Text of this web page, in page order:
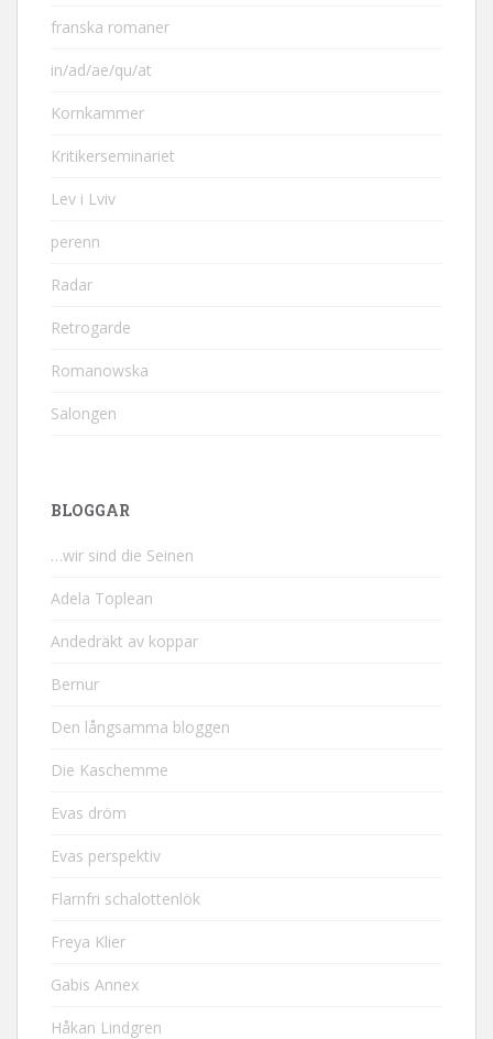
franska romaner
in/ad/ae/qu/at
Kornkammer
Kritikerseminariet
Lev i Lviv
perenn
Radar
Retrogarde
Romanowska
Salongen
BLOGGAR
…wir sind die Seinen
Adela Toplean
Andedräkt av koppar
Bernur
Den långsamma bloggen
Die Kaschemme
Evas dröm
Evas perspektiv
Flarnfri schalottenlök
Freya Klier
Gabis Annex
Håkan Lindgren